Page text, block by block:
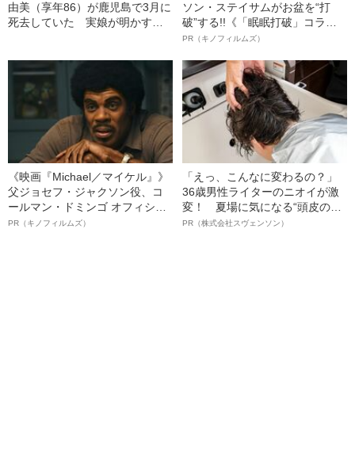
由美（享年86）が鹿児島で3月に
死去していた 実娘が明かす
ソン・ステイサムがお盆を“打
破”する!!《「眠眠打破」コラ
ボ》
PR（キノフィルムズ）
《映画『Michael／マイケル』》
父ジョセフ・ジャクソン役、コ
ールマン・ドミンゴ オフィシャ
ルインタビュー“観客を魅了した
PR（キノフィルムズ）
「えっ、こんなに変わるの？」
36歳男性ライターのニオイが激
変！ 夏場に気になる“頭皮のニ
オイ”や“ベタつき”を解消す
PR（株式会社スヴェンソン）